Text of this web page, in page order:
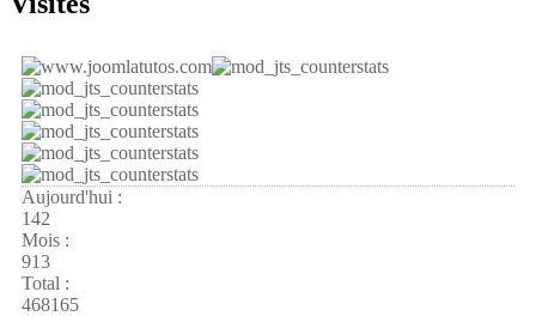
Aujourd'hui :
142
Mois :
913
Total :
468165